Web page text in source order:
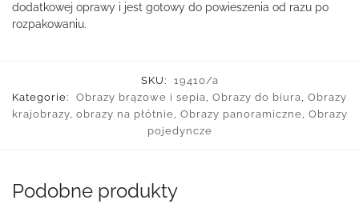
dodatkowej oprawy i jest gotowy do powieszenia od razu po
rozpakowaniu.
SKU:
19410/a
Kategorie:
Obrazy brązowe i sepia, Obrazy do biura, Obrazy
krajobrazy, obrazy na płótnie, Obrazy panoramiczne, Obrazy
pojedyncze
Podobne produkty